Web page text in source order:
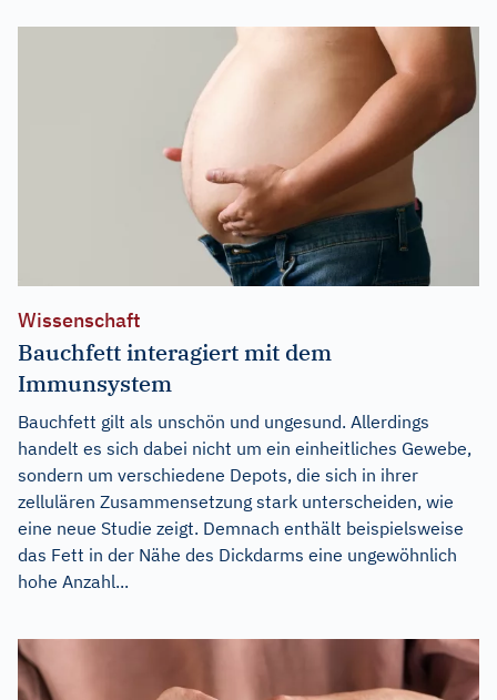
Wissenschaft
Bauchfett interagiert mit dem
Immunsystem
Bauchfett gilt als unschön und ungesund. Allerdings
handelt es sich dabei nicht um ein einheitliches Gewebe,
sondern um verschiedene Depots, die sich in ihrer
zellulären Zusammensetzung stark unterscheiden, wie
eine neue Studie zeigt. Demnach enthält beispielsweise
das Fett in der Nähe des Dickdarms eine ungewöhnlich
hohe Anzahl...